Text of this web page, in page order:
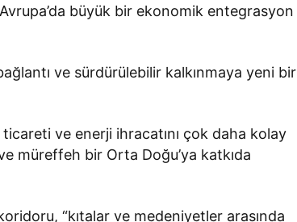
büyük bir ekonomik entegrasyon
ve sürdürülebilir kalkınmaya yeni bir
ve enerji ihracatını çok daha kolay
müreffeh bir Orta Doğu’ya katkıda
“kıtalar ve medeniyetler arasında